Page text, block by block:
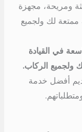
ومريحة، مجهزة
لك ولجميع
في القيادة
ولجميع الركاب.
أفضل خدمة